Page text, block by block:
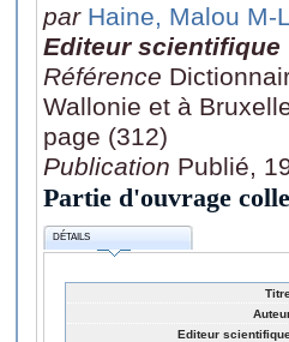
par Haine, Malou M-
Editeur scientifique
Référence
Wallonie et à
page (312)
Publication Publié,
Partie d'ouvrage
DÉTAILS
Editeur